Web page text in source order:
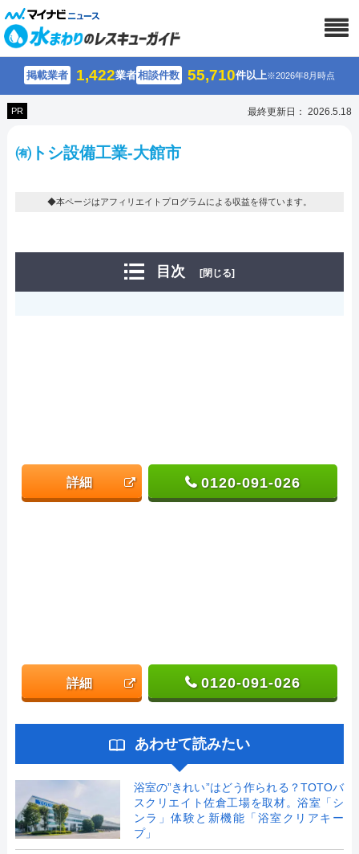
掲載業者 1,422業者相談件数 55,710件以上※2026年8月時点
PR 最終更新日： 2026.5.18
㈲トシ設備工業-大館市
◆本ページはアフィリエイトプログラムによる収益を得ています。
目次 [閉じる]
詳細 0120-091-026
詳細 0120-091-026
あわせて読みたい
浴室の”きれい”はどう作られる？TOTOバ
スクリエイト佐倉工場を取材。浴室「シ
ンラ」体験と新機能「浴室クリアキー
プ」